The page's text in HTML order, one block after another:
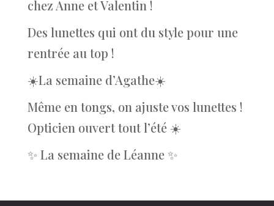
chez Anne et Valentin !
Des lunettes qui ont du style pour une
rentrée au top !
☀️La semaine d’Agathe☀️
Même en tongs, on ajuste vos lunettes !
Opticien ouvert tout l’été ☀️
✨ La semaine de Léanne ✨